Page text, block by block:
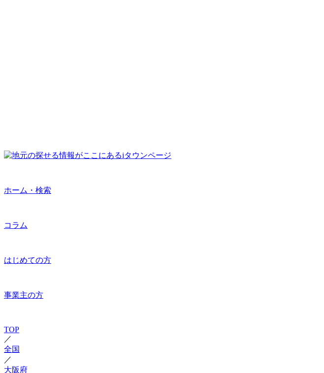
ホーム・検索
コラム
はじめての方
事業主の方
TOP
／
全国
／
大阪府